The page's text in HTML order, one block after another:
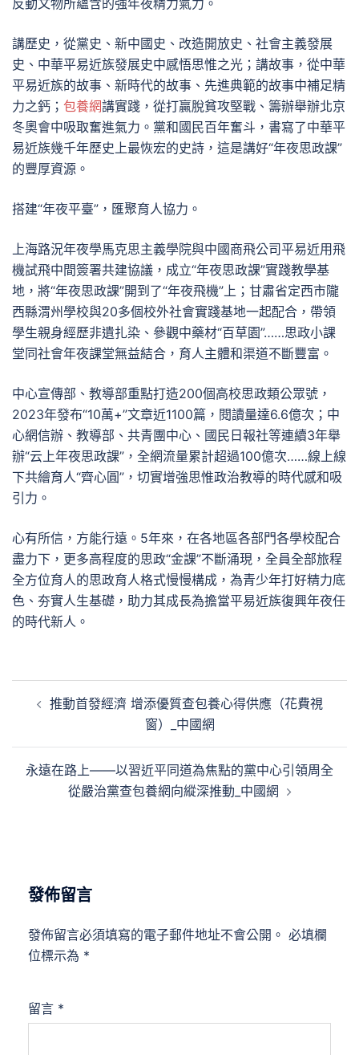
反動文物所蘊含的強年夜精力氣力。
講歷史，從黨史、新中國史、改造開放史、社會主義發展
史、中華平易近族發展史中感悟思惟之光；講故事，從中華
平易近族的故事、新時代的故事、先進典範的故事中補足精
力之鈣； 包養網講實踐，從打贏脫貧攻堅戰、籌辦舉辦北京
冬奧會中吸取奮進氣力。黨和國民百年奮斗，書寫了中華平
易近族幾千年歷史上最恢宏的史詩，這是講好“年夜思政課”
的豐厚資源。
搭建“年夜平臺”，匯聚育人協力。
上海路況年夜學馬克思主義學院與中國商飛公司平易近用飛
機試飛中間簽署共建協議，成立“年夜思政課”實踐教學基
地，將“年夜思政課”開到了“年夜飛機”上；甘肅省定西市隴
西縣渭州學校與20多個校外社會實踐基地一起配合，帶領
學生親身經歷非遺扎染、參觀中藥材“百草園”……思政小課
堂同社會年夜課堂無益結合，育人主體和渠道不斷豐富。
中心宣傳部、教導部重點打造200個高校思政類公眾號，
2023年發布“10萬+”文章近1100篇，閱讀量達6.6億次；中
心網信辦、教導部、共青團中心、國民日報社等連續3年舉
辦“云上年夜思政課”，全網流量累計超過100億次……線上線
下共繪育人“齊心圓”，切實增強思惟政治教導的時代感和吸
引力。
心有所信，方能行遠。5年來，在各地區各部門各學校配合
盡力下，更多高程度的思政“金課”不斷涌現，全員全部旅程
全方位育人的思政育人格式慢慢構成，為青少年打好精力底
色、夯實人生基礎，助力其成長為擔當平易近族復興年夜任
的時代新人。
覽
推動首發經濟 增添優質查包養心得供應（花費視
窗）_中國網
永遠在路上——以習近平同道為焦點的黨中心引領周全
從嚴治黨查包養網向縱深推動_中國網
發佈留言
發佈留言必須填寫的電子郵件地址不會公開。 必填欄
位標示為 *
留言 *